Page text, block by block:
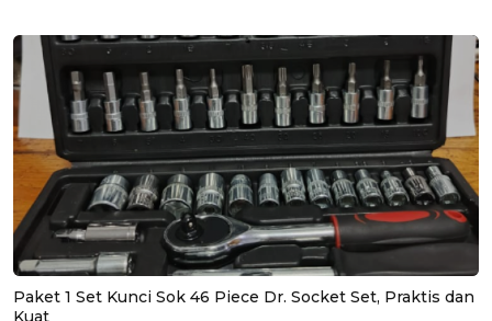
Paket 1 Set Kunci Sok 46 Piece Dr. Socket Set, Praktis dan
Kuat